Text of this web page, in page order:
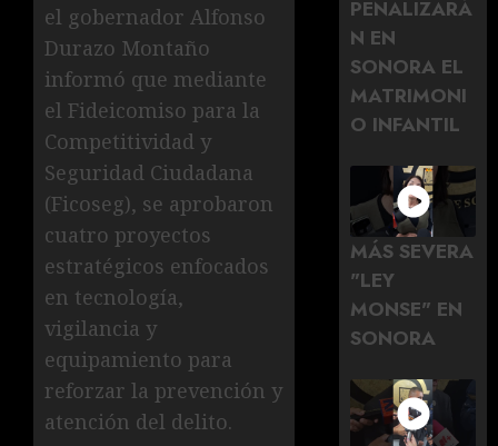
el gobernador Alfonso
Durazo Montaño
informó que mediante
el Fideicomiso para la
Competitividad y
Seguridad Ciudadana
(Ficoseg), se aprobaron
cuatro proyectos
estratégicos enfocados
en tecnología,
vigilancia y
equipamiento para
reforzar la prevención y
atención del delito.
PENALIZARÁ
N EN
SONORA EL
MATRIMONI
O INFANTIL
MÁS SEVERA
"LEY
MONSE" EN
SONORA